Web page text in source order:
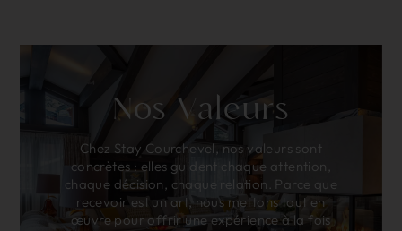
Nos Valeurs
Chez Stay Courchevel, nos valeurs sont
concrètes : elles guident chaque attention,
chaque décision, chaque relation. Parce que
recevoir est un art, nous mettons tout en
œuvre pour offrir une expérience à la fois